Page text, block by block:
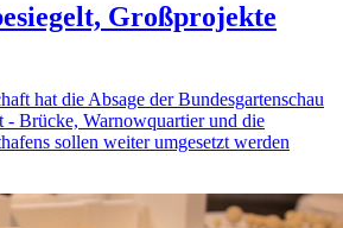
Großprojekte
hat die Absage der Bundesgartenschau
- Brücke, Warnowquartier und die
sollen weiter umgesetzt werden